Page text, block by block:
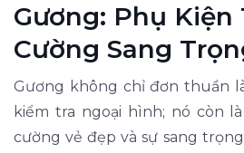
Gương: Phụ Kiện
Cường Sang
Gương không chỉ đơn thuần
kiểm tra ngoại hình; nó còn
cường vẻ đẹp và sự sang